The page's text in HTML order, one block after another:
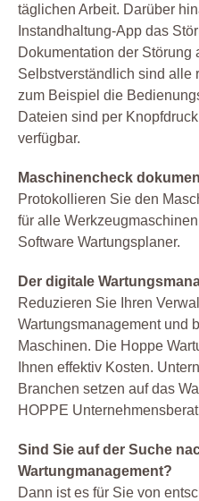
täglichen Arbeit. Darüber
Instandhaltung-App das
Dokumentation der Störung
Selbstverständlich sind alle
zum Beispiel die
Dateien sind per
verfügbar.
Maschinencheck
Protokollieren Sie den
für alle
Software Wartungsplaner.
Der digitale
Reduzieren Sie Ihren
Wartungsmanagement und
Maschinen. Die Hoppe
Ihnen effektiv Kosten.
Branchen setzen auf das
HOPPE
Sind Sie auf der Suche
Wartungmanagement?
Dann ist es für Sie von